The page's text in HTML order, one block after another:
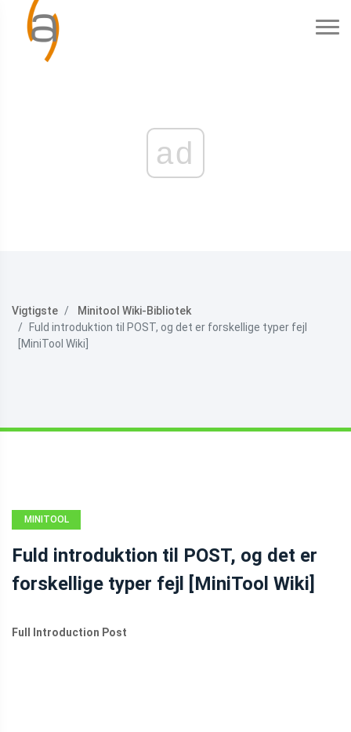
ad
Vigtigste
Minitool Wiki-Bibliotek
Fuld introduktion til POST, og det er forskellige typer fejl
[MiniTool Wiki]
MINITOOL
BIBLIOTEK
Fuld introduktion til POST, og det er
forskellige typer fejl [MiniTool Wiki]
Full Introduction Post